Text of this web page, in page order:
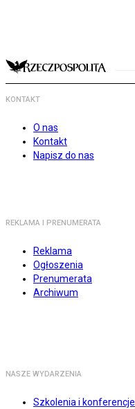
KONTAKT
O nas
Kontakt
Napisz do nas
REKLAMA I PRENUMERATA
Reklama
Ogłoszenia
Prenumerata
Archiwum
NASZE WYDARZENIA
Szkolenia i konferencje